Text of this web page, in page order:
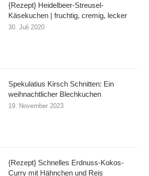
{Rezept} Heidelbeer-Streusel-
Käsekuchen | fruchtig, cremig, lecker
30. Juli 2020
Spekulatius Kirsch Schnitten: Ein
weihnachtlicher Blechkuchen
19. November 2023
{Rezept} Schnelles Erdnuss-Kokos-
Curry mit Hähnchen und Reis